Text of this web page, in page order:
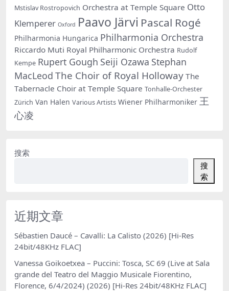
Mstislav Rostropovich Orchestra at Temple Square Otto
Klemperer Oxford Paavo Järvi Pascal Rogé
Philharmonia Hungarica Philharmonia Orchestra
Riccardo Muti Royal Philharmonic Orchestra Rudolf
Kempe Rupert Gough Seiji Ozawa Stephan
MacLeod The Choir of Royal Holloway The
Tabernacle Choir at Temple Square Tonhalle-Orchester
Zürich Van Halen Various Artists Wiener Philharmoniker 王
心凌
搜索
搜
索
近期文章
Sébastien Daucé – Cavalli: La Calisto (2026) [Hi-Res
24bit/48KHz FLAC]
Vanessa Goikoetxea – Puccini: Tosca, SC 69 (Live at Sala
grande del Teatro del Maggio Musicale Fiorentino,
Florence, 6/4/2024) (2026) [Hi-Res 24bit/48KHz FLAC]